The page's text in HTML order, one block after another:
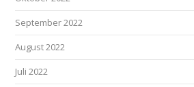
September 2022
August 2022
Juli 2022